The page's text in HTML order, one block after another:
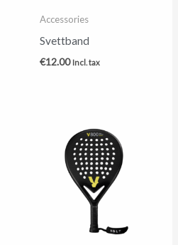
Accessories
Svettband
€12.00 Incl. tax